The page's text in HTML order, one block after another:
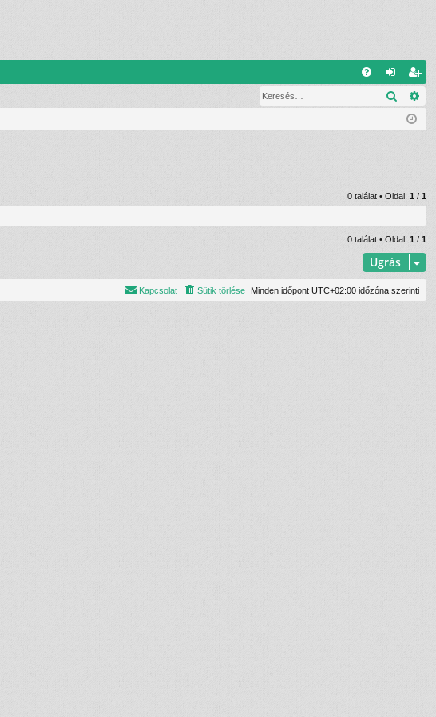
el eg
is
ió
0 találat • Oldal: 1 / 1
0 találat • Oldal: 1 / 1
Ugrás
Minden időpont UTC+02:00 időzóna szerinti
Sütik törlése
Kapcsolat